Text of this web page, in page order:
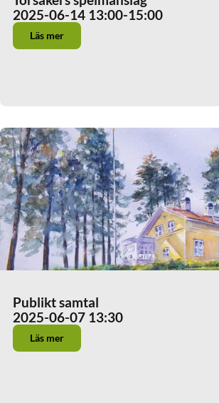
2025-06-14 13:00-15:00
Läs mer
Publikt samtal
2025-06-07 13:30
Läs mer